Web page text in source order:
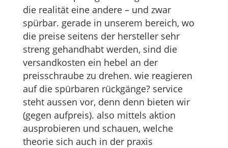
die realität eine andere – und zwar
spürbar. gerade in unserem bereich, wo
die preise seitens der hersteller sehr
streng gehandhabt werden, sind die
versandkosten ein hebel an der
preisschraube zu drehen. wie reagieren
auf die spürbaren rückgänge? service
steht aussen vor, denn denn bieten wir
(gegen aufpreis). also mittels aktion
ausprobieren und schauen, welche
theorie sich auch in der praxis